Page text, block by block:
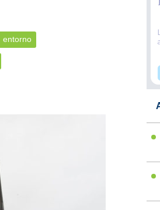
entorno